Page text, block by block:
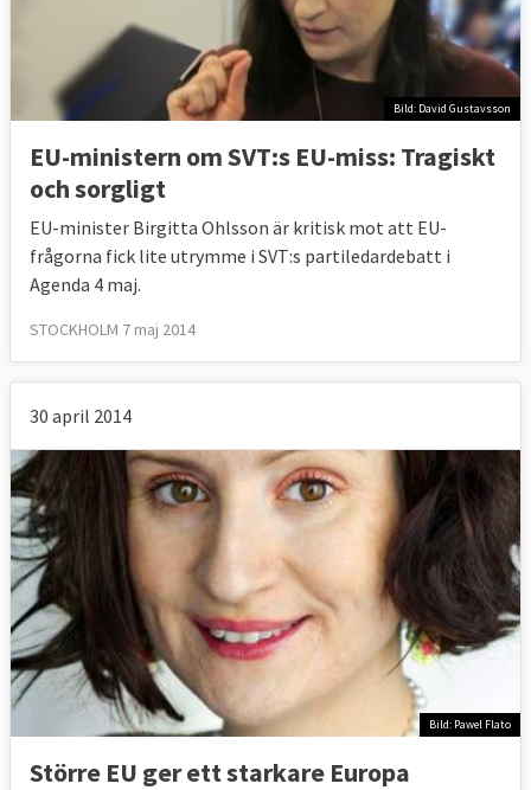
Bild: David Gustavsson
EU-ministern om SVT:s EU-miss: Tragiskt
och sorgligt
EU-minister Birgitta Ohlsson är kritisk mot att EU-
frågorna fick lite utrymme i SVT:s partiledardebatt i
Agenda 4 maj.
STOCKHOLM 7 maj 2014
30 april 2014
Bild: Pawel Flato
Större EU ger ett starkare Europa